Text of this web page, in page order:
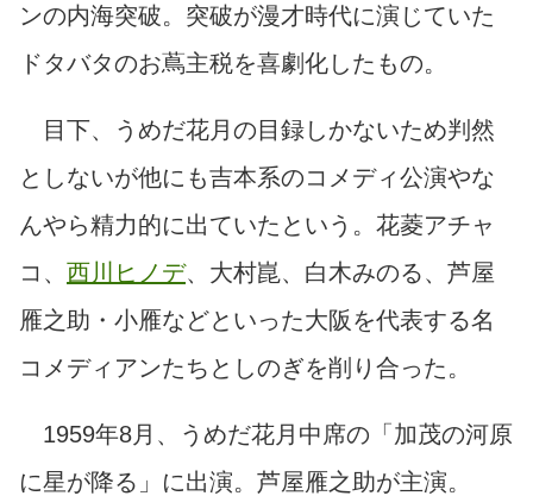
ンの内海突破。突破が漫才時代に演じていた
ドタバタのお蔦主税を喜劇化したもの。
目下、うめだ花月の目録しかないため判然
としないが他にも吉本系のコメディ公演やな
んやら精力的に出ていたという。花菱アチャ
コ、 西川ヒノデ、大村崑、白木みのる、芦屋
雁之助・小雁などといった大阪を代表する名
コメディアンたちとしのぎを削り合った。
1959年8月、うめだ花月中席の「加茂の河原
に星が降る」に出演。芦屋雁之助が主演。